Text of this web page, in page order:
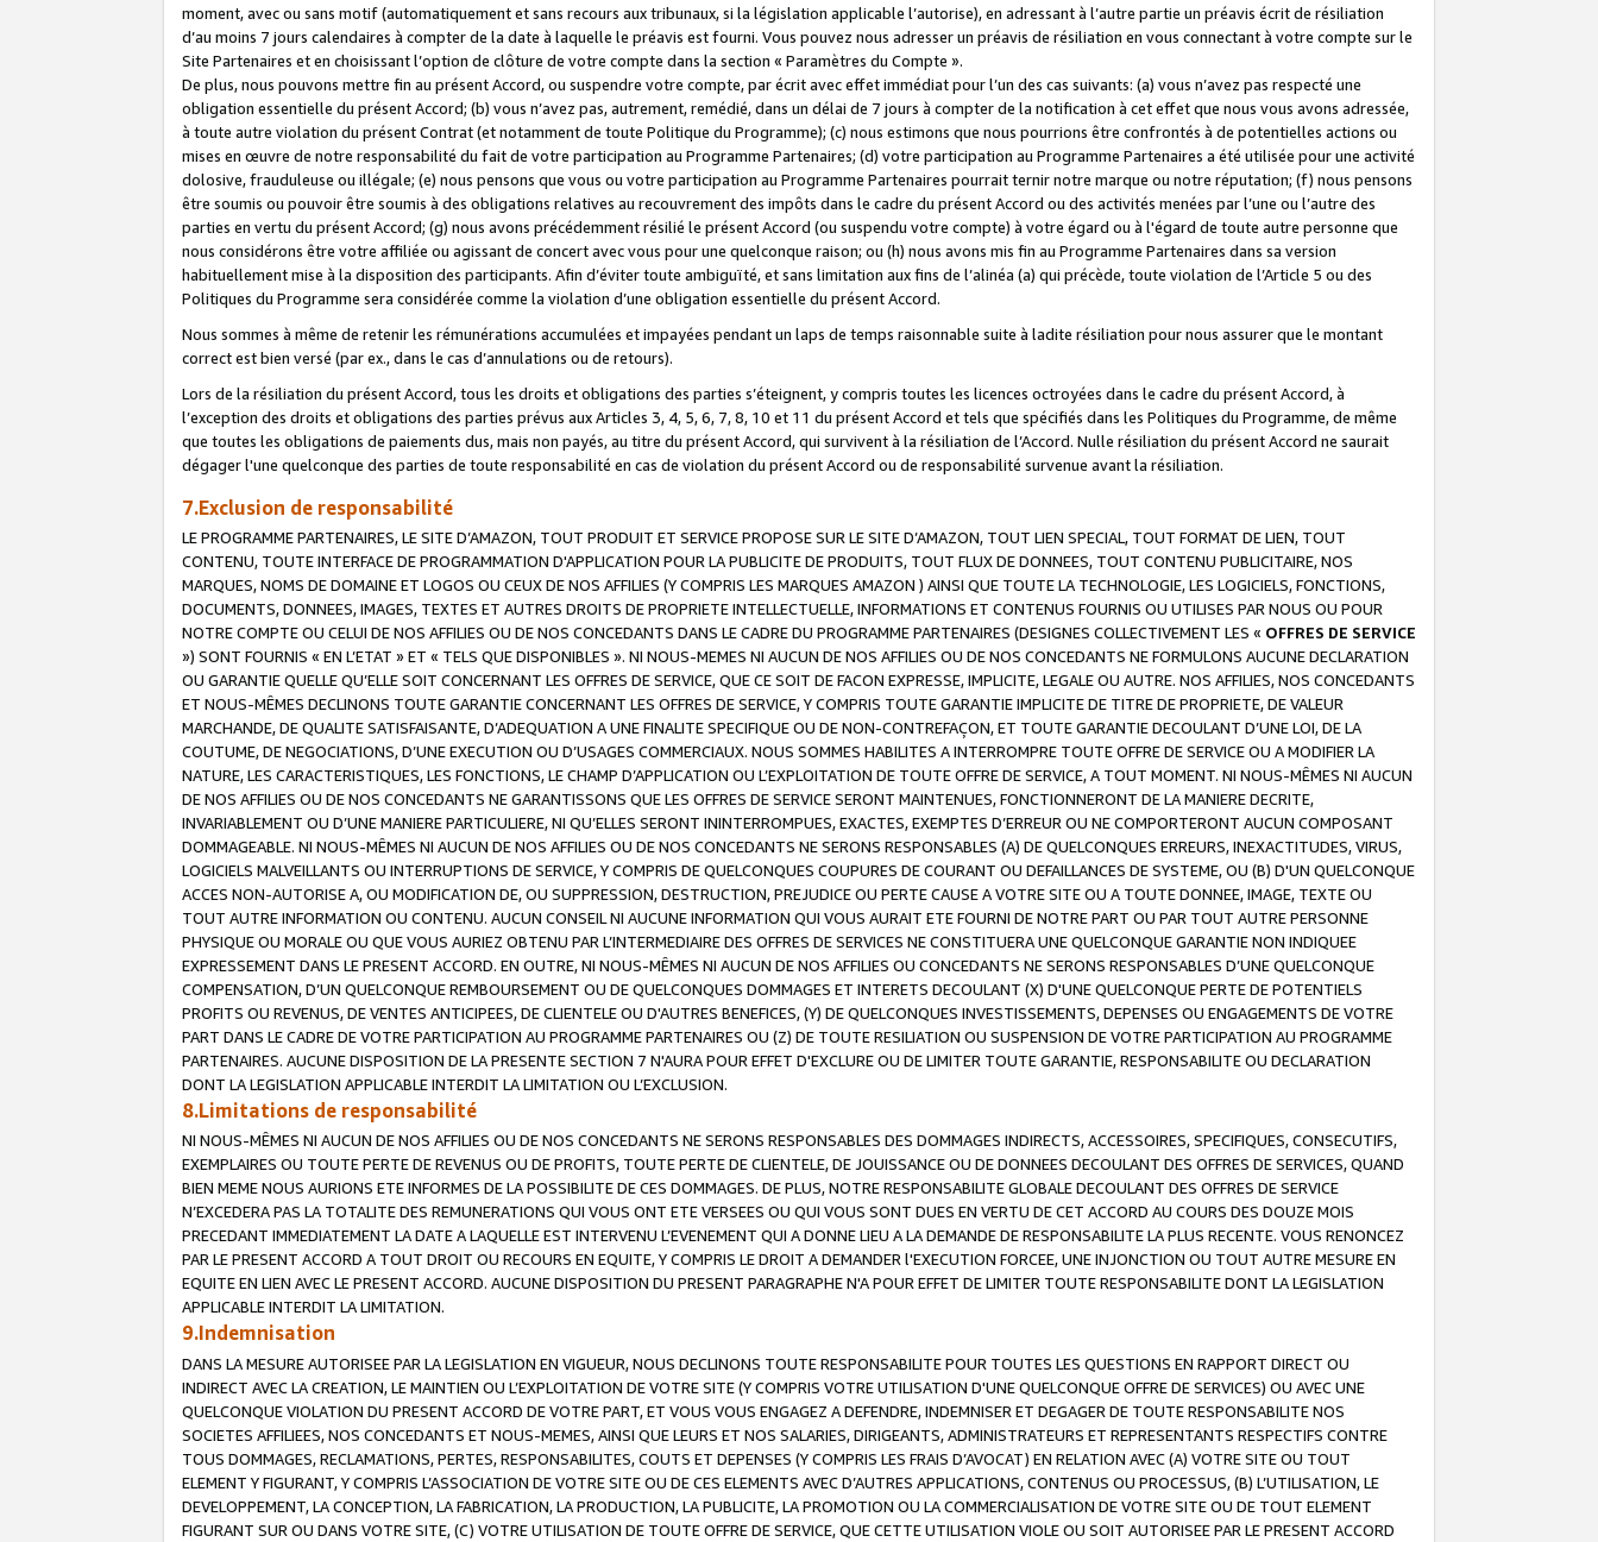
moment, avec ou sans motif (automatiquement et sans recours aux tribunaux, si la législation applicable l’autorise), en adressant à l’autre partie un préavis écrit de résiliation
d’au moins 7 jours calendaires à compter de la date à laquelle le préavis est fourni. Vous pouvez nous adresser un préavis de résiliation en vous connectant à votre compte sur le
Site Partenaires et en choisissant l’option de clôture de votre compte dans la section « Paramètres du Compte ».
De plus, nous pouvons mettre fin au présent Accord, ou suspendre votre compte, par écrit avec effet immédiat pour l’un des cas suivants: (a) vous n’avez pas respecté une
obligation essentielle du présent Accord; (b) vous n’avez pas, autrement, remédié, dans un délai de 7 jours à compter de la notification à cet effet que nous vous avons adressée,
à toute autre violation du présent Contrat (et notamment de toute Politique du Programme); (c) nous estimons que nous pourrions être confrontés à de potentielles actions ou
mises en œuvre de notre responsabilité du fait de votre participation au Programme Partenaires; (d) votre participation au Programme Partenaires a été utilisée pour une activité
dolosive, frauduleuse ou illégale; (e) nous pensons que vous ou votre participation au Programme Partenaires pourrait ternir notre marque ou notre réputation; (f) nous pensons
être soumis ou pouvoir être soumis à des obligations relatives au recouvrement des impôts dans le cadre du présent Accord ou des activités menées par l’une ou l’autre des
parties en vertu du présent Accord; (g) nous avons précédemment résilié le présent Accord (ou suspendu votre compte) à votre égard ou à l'égard de toute autre personne que
nous considérons être votre affiliée ou agissant de concert avec vous pour une quelconque raison; ou (h) nous avons mis fin au Programme Partenaires dans sa version
habituellement mise à la disposition des participants. Afin d’éviter toute ambiguïté, et sans limitation aux fins de l’alinéa (a) qui précède, toute violation de l’Article 5 ou des
Politiques du Programme sera considérée comme la violation d’une obligation essentielle du présent Accord.
Nous sommes à même de retenir les rémunérations accumulées et impayées pendant un laps de temps raisonnable suite à ladite résiliation pour nous assurer que le montant
correct est bien versé (par ex., dans le cas d’annulations ou de retours).
Lors de la résiliation du présent Accord, tous les droits et obligations des parties s’éteignent, y compris toutes les licences octroyées dans le cadre du présent Accord, à
l’exception des droits et obligations des parties prévus aux Articles 3, 4, 5, 6, 7, 8, 10 et 11 du présent Accord et tels que spécifiés dans les Politiques du Programme, de même
que toutes les obligations de paiements dus, mais non payés, au titre du présent Accord, qui survivent à la résiliation de l’Accord. Nulle résiliation du présent Accord ne saurait
dégager l'une quelconque des parties de toute responsabilité en cas de violation du présent Accord ou de responsabilité survenue avant la résiliation.
7.Exclusion de responsabilité
LE PROGRAMME PARTENAIRES, LE SITE D’AMAZON, TOUT PRODUIT ET SERVICE PROPOSE SUR LE SITE D’AMAZON, TOUT LIEN SPECIAL, TOUT FORMAT DE LIEN, TOUT
CONTENU, TOUTE INTERFACE DE PROGRAMMATION D'APPLICATION POUR LA PUBLICITE DE PRODUITS, TOUT FLUX DE DONNEES, TOUT CONTENU PUBLICITAIRE, NOS
MARQUES, NOMS DE DOMAINE ET LOGOS OU CEUX DE NOS AFFILIES (Y COMPRIS LES MARQUES AMAZON ) AINSI QUE TOUTE LA TECHNOLOGIE, LES LOGICIELS, FONCTIONS,
DOCUMENTS, DONNEES, IMAGES, TEXTES ET AUTRES DROITS DE PROPRIETE INTELLECTUELLE, INFORMATIONS ET CONTENUS FOURNIS OU UTILISES PAR NOUS OU POUR
NOTRE COMPTE OU CELUI DE NOS AFFILIES OU DE NOS CONCEDANTS DANS LE CADRE DU PROGRAMME PARTENAIRES (DESIGNES COLLECTIVEMENT LES « OFFRES DE SERVICE
») SONT FOURNIS « EN L’ETAT » ET « TELS QUE DISPONIBLES ». NI NOUS-MEMES NI AUCUN DE NOS AFFILIES OU DE NOS CONCEDANTS NE FORMULONS AUCUNE DECLARATION
OU GARANTIE QUELLE QU’ELLE SOIT CONCERNANT LES OFFRES DE SERVICE, QUE CE SOIT DE FACON EXPRESSE, IMPLICITE, LEGALE OU AUTRE. NOS AFFILIES, NOS CONCEDANTS
ET NOUS-MÊMES DECLINONS TOUTE GARANTIE CONCERNANT LES OFFRES DE SERVICE, Y COMPRIS TOUTE GARANTIE IMPLICITE DE TITRE DE PROPRIETE, DE VALEUR
MARCHANDE, DE QUALITE SATISFAISANTE, D’ADEQUATION A UNE FINALITE SPECIFIQUE OU DE NON-CONTREFAÇON, ET TOUTE GARANTIE DECOULANT D’UNE LOI, DE LA
COUTUME, DE NEGOCIATIONS, D’UNE EXECUTION OU D’USAGES COMMERCIAUX. NOUS SOMMES HABILITES A INTERROMPRE TOUTE OFFRE DE SERVICE OU A MODIFIER LA
NATURE, LES CARACTERISTIQUES, LES FONCTIONS, LE CHAMP D’APPLICATION OU L’EXPLOITATION DE TOUTE OFFRE DE SERVICE, A TOUT MOMENT. NI NOUS-MÊMES NI AUCUN
DE NOS AFFILIES OU DE NOS CONCEDANTS NE GARANTISSONS QUE LES OFFRES DE SERVICE SERONT MAINTENUES, FONCTIONNERONT DE LA MANIERE DECRITE,
INVARIABLEMENT OU D’UNE MANIERE PARTICULIERE, NI QU’ELLES SERONT ININTERROMPUES, EXACTES, EXEMPTES D’ERREUR OU NE COMPORTERONT AUCUN COMPOSANT
DOMMAGEABLE. NI NOUS-MÊMES NI AUCUN DE NOS AFFILIES OU DE NOS CONCEDANTS NE SERONS RESPONSABLES (A) DE QUELCONQUES ERREURS, INEXACTITUDES, VIRUS,
LOGICIELS MALVEILLANTS OU INTERRUPTIONS DE SERVICE, Y COMPRIS DE QUELCONQUES COUPURES DE COURANT OU DEFAILLANCES DE SYSTEME, OU (B) D'UN QUELCONQUE
ACCES NON-AUTORISE A, OU MODIFICATION DE, OU SUPPRESSION, DESTRUCTION, PREJUDICE OU PERTE CAUSE A VOTRE SITE OU A TOUTE DONNEE, IMAGE, TEXTE OU
TOUT AUTRE INFORMATION OU CONTENU. AUCUN CONSEIL NI AUCUNE INFORMATION QUI VOUS AURAIT ETE FOURNI DE NOTRE PART OU PAR TOUT AUTRE PERSONNE
PHYSIQUE OU MORALE OU QUE VOUS AURIEZ OBTENU PAR L’INTERMEDIAIRE DES OFFRES DE SERVICES NE CONSTITUERA UNE QUELCONQUE GARANTIE NON INDIQUEE
EXPRESSEMENT DANS LE PRESENT ACCORD. EN OUTRE, NI NOUS-MÊMES NI AUCUN DE NOS AFFILIES OU CONCEDANTS NE SERONS RESPONSABLES D’UNE QUELCONQUE
COMPENSATION, D’UN QUELCONQUE REMBOURSEMENT OU DE QUELCONQUES DOMMAGES ET INTERETS DECOULANT (X) D'UNE QUELCONQUE PERTE DE POTENTIELS
PROFITS OU REVENUS, DE VENTES ANTICIPEES, DE CLIENTELE OU D'AUTRES BENEFICES, (Y) DE QUELCONQUES INVESTISSEMENTS, DEPENSES OU ENGAGEMENTS DE VOTRE
PART DANS LE CADRE DE VOTRE PARTICIPATION AU PROGRAMME PARTENAIRES OU (Z) DE TOUTE RESILIATION OU SUSPENSION DE VOTRE PARTICIPATION AU PROGRAMME
PARTENAIRES. AUCUNE DISPOSITION DE LA PRESENTE SECTION 7 N'AURA POUR EFFET D'EXCLURE OU DE LIMITER TOUTE GARANTIE, RESPONSABILITE OU DECLARATION
DONT LA LEGISLATION APPLICABLE INTERDIT LA LIMITATION OU L’EXCLUSION.
8.Limitations de responsabilité
NI NOUS-MÊMES NI AUCUN DE NOS AFFILIES OU DE NOS CONCEDANTS NE SERONS RESPONSABLES DES DOMMAGES INDIRECTS, ACCESSOIRES, SPECIFIQUES, CONSECUTIFS,
EXEMPLAIRES OU TOUTE PERTE DE REVENUS OU DE PROFITS, TOUTE PERTE DE CLIENTELE, DE JOUISSANCE OU DE DONNEES DECOULANT DES OFFRES DE SERVICES, QUAND
BIEN MEME NOUS AURIONS ETE INFORMES DE LA POSSIBILITE DE CES DOMMAGES. DE PLUS, NOTRE RESPONSABILITE GLOBALE DECOULANT DES OFFRES DE SERVICE
N’EXCEDERA PAS LA TOTALITE DES REMUNERATIONS QUI VOUS ONT ETE VERSEES OU QUI VOUS SONT DUES EN VERTU DE CET ACCORD AU COURS DES DOUZE MOIS
PRECEDANT IMMEDIATEMENT LA DATE A LAQUELLE EST INTERVENU L’EVENEMENT QUI A DONNE LIEU A LA DEMANDE DE RESPONSABILITE LA PLUS RECENTE. VOUS RENONCEZ
PAR LE PRESENT ACCORD A TOUT DROIT OU RECOURS EN EQUITE, Y COMPRIS LE DROIT A DEMANDER l'EXECUTION FORCEE, UNE INJONCTION OU TOUT AUTRE MESURE EN
EQUITE EN LIEN AVEC LE PRESENT ACCORD. AUCUNE DISPOSITION DU PRESENT PARAGRAPHE N'A POUR EFFET DE LIMITER TOUTE RESPONSABILITE DONT LA LEGISLATION
APPLICABLE INTERDIT LA LIMITATION.
9.Indemnisation
DANS LA MESURE AUTORISEE PAR LA LEGISLATION EN VIGUEUR, NOUS DECLINONS TOUTE RESPONSABILITE POUR TOUTES LES QUESTIONS EN RAPPORT DIRECT OU
INDIRECT AVEC LA CREATION, LE MAINTIEN OU L’EXPLOITATION DE VOTRE SITE (Y COMPRIS VOTRE UTILISATION D'UNE QUELCONQUE OFFRE DE SERVICES) OU AVEC UNE
QUELCONQUE VIOLATION DU PRESENT ACCORD DE VOTRE PART, ET VOUS VOUS ENGAGEZ A DEFENDRE, INDEMNISER ET DEGAGER DE TOUTE RESPONSABILITE NOS
SOCIETES AFFILIEES, NOS CONCEDANTS ET NOUS-MEMES, AINSI QUE LEURS ET NOS SALARIES, DIRIGEANTS, ADMINISTRATEURS ET REPRESENTANTS RESPECTIFS CONTRE
TOUS DOMMAGES, RECLAMATIONS, PERTES, RESPONSABILITES, COUTS ET DEPENSES (Y COMPRIS LES FRAIS D’AVOCAT) EN RELATION AVEC (A) VOTRE SITE OU TOUT
ELEMENT Y FIGURANT, Y COMPRIS L’ASSOCIATION DE VOTRE SITE OU DE CES ELEMENTS AVEC D’AUTRES APPLICATIONS, CONTENUS OU PROCESSUS, (B) L’UTILISATION, LE
DEVELOPPEMENT, LA CONCEPTION, LA FABRICATION, LA PRODUCTION, LA PUBLICITE, LA PROMOTION OU LA COMMERCIALISATION DE VOTRE SITE OU DE TOUT ELEMENT
FIGURANT SUR OU DANS VOTRE SITE, (C) VOTRE UTILISATION DE TOUTE OFFRE DE SERVICE, QUE CETTE UTILISATION VIOLE OU SOIT AUTORISEE PAR LE PRESENT ACCORD